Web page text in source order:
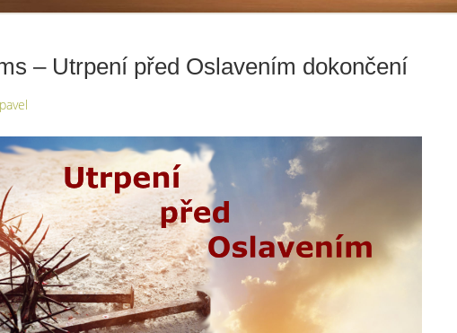
– Utrpení před Oslavením dokončení
pavel